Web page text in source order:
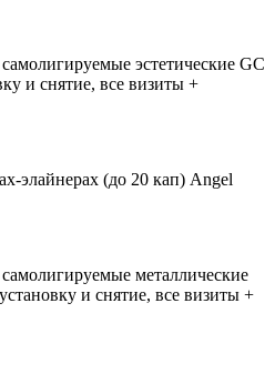
эстетические GC
и снятие, все визиты +
элайнерах (до 20 кап) Angel
металлические
и снятие, все визиты +